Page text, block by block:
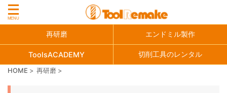
再研磨 エンドミル製作
ToolsACADEMY 切削工具のレンタル
HOME > 再研磨 >